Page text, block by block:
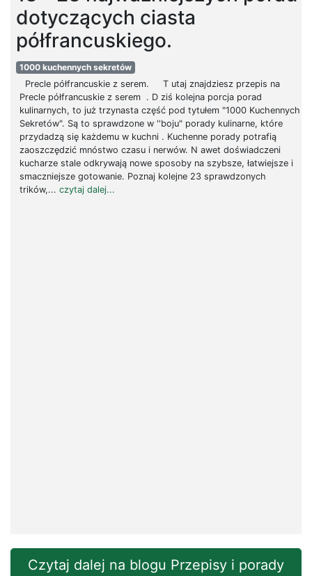
dotyczących ciasta
półfrancuskiego.
1000 kuchennych sekretów
Precle półfrancuskie z serem. T utaj znajdziesz przepis na
Precle półfrancuskie z serem . D ziś kolejna porcja porad
kulinarnych, to już trzynasta część pod tytułem "1000 Kuchennych
Sekretów". Są to sprawdzone w ''boju" porady kulinarne, które
przydadzą się każdemu w kuchni . Kuchenne porady potrafią
zaoszczędzić mnóstwo czasu i nerwów. N awet doświadczeni
kucharze stale odkrywają nowe sposoby na szybsze, łatwiejsze i
smaczniejsze gotowanie. Poznaj kolejne 23 sprawdzonych
trików,... czytaj dalej...
Czytaj dalej na blogu Przepisy i porady